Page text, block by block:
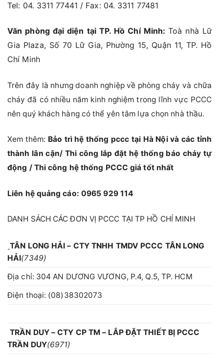
Tel: 04. 3311 77441 / Fax: 04. 3311 77481
Văn phòng đại diện tại TP. Hồ Chí Minh:Toà nhà Lữ
Gia Plaza, Số 70 Lữ Gia, Phường 15, Quận 11, TP. Hồ
Chí Minh
Trên đây là nhưng doanh nghiệp về phòng cháy và chữa
cháy đã có nhiều năm kinh nghiệm trong lĩnh vực PCCC
nên quý khách hàng có thể yên tâm lựa chọn nhà thầu.
Xem thêm: Bảo trì hệ thống pccc tại Hà Nội và các tỉnh
thành lân cận/ Thi công lắp đặt hệ thống báo cháy tự
động / Thi công hệ thống PCCC giá tốt nhất
Liên hệ quảng cáo: 0965 929 114
DANH SÁCH CÁC ĐƠN VỊ PCCC TẠI TP HỒ CHÍ MINH
TÂN LONG HẢI – CTY TNHH TMDV PCCC TÂN LONG
HẢI(7349)
Địa chỉ: 304 AN DƯƠNG VƯƠNG, P.4, Q.5, TP. HCM
Điện thoại: (08)38302073
TRẦN DUY – CTY CP TM – LẮP ĐẶT THIẾT BỊ PCCC
TRẦN DUY(6971)